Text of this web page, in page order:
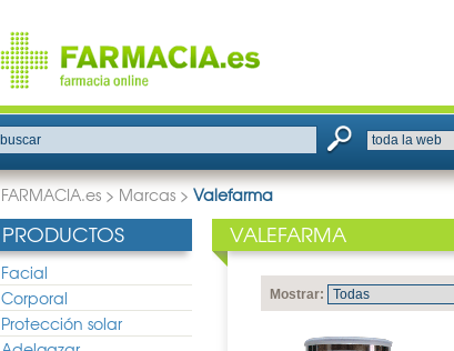
buscar
FARMACIA.es > Marcas > Valefarma
PRODUCTOS
Facial
Corporal
Protección solar
VALEFARMA
Mostrar: